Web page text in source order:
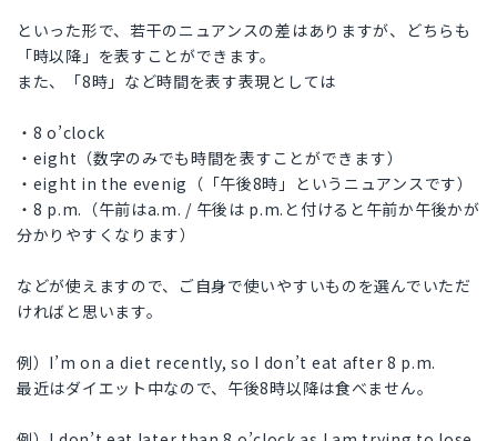
といった形で、若干のニュアンスの差はありますが、どちらも
「時以降」を表すことができます。
また、「8時」など時間を表す表現としては
・8 o’clock
・eight（数字のみでも時間を表すことができます）
・eight in the evenig（「午後8時」というニュアンスです）
・8 p.m.（午前はa.m. / 午後は p.m.と付けると午前か午後かが
分かりやすくなります）
などが使えますので、ご自身で使いやすいものを選んでいただ
ければと思います。
例）I’m on a diet recently, so I don’t eat after 8 p.m.
最近はダイエット中なので、午後8時以降は食べません。